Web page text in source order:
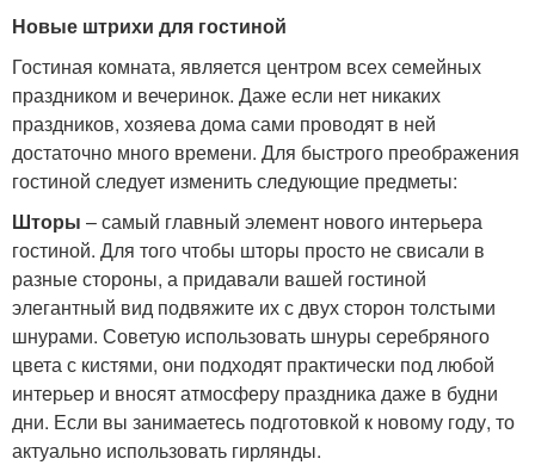
Новые штрихи для гостиной
Гостиная комната, является центром всех семейных
праздником и вечеринок. Даже если нет никаких
праздников, хозяева дома сами проводят в ней
достаточно много времени. Для быстрого преображения
гостиной следует изменить следующие предметы:
Шторы – самый главный элемент нового интерьера
гостиной. Для того чтобы шторы просто не свисали в
разные стороны, а придавали вашей гостиной
элегантный вид подвяжите их с двух сторон толстыми
шнурами. Советую использовать шнуры серебряного
цвета с кистями, они подходят практически под любой
интерьер и вносят атмосферу праздника даже в будни
дни. Если вы занимаетесь подготовкой к новому году, то
актуально использовать гирлянды.